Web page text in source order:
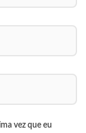
vez que eu